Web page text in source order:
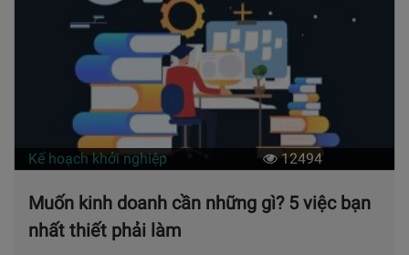
Kế hoạch khởi nghiệp 12494
Muốn kinh doanh cần những gì? 5 việc bạn
nhất thiết phải làm